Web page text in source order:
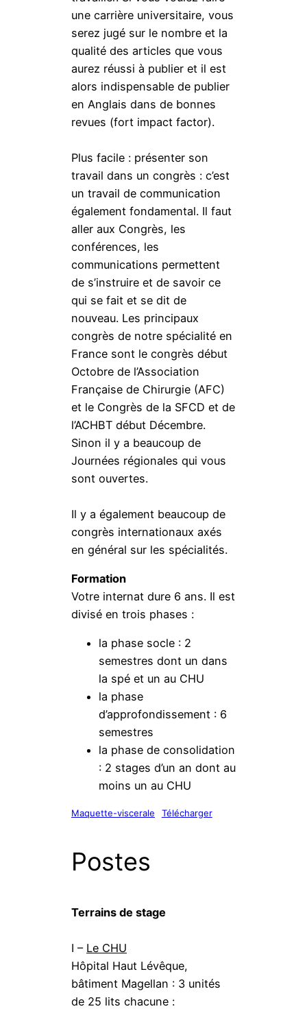
une carrière universitaire, vous
serez jugé sur le nombre et la
qualité des articles que vous
aurez réussi à publier et il est
alors indispensable de publier
en Anglais dans de bonnes
revues (fort impact factor).
Plus facile : présenter son
travail dans un congrès : c’est
un travail de communication
également fondamental. Il faut
aller aux Congrès, les
conférences, les
communications permettent
de s’instruire et de savoir ce
qui se fait et se dit de
nouveau. Les principaux
congrès de notre spécialité en
France sont le congrès début
Octobre de l’Association
Française de Chirurgie (AFC)
et le Congrès de la SFCD et de
l’ACHBT début Décembre.
Sinon il y a beaucoup de
Journées régionales qui vous
sont ouvertes.
Il y a également beaucoup de
congrès internationaux axés
en général sur les spécialités.
Formation
Votre internat dure 6 ans. Il est
divisé en trois phases :
la phase socle : 2
semestres dont un dans
la spé et un au CHU
la phase
d’approfondissement : 6
semestres
la phase de consolidation
: 2 stages d’un an dont au
moins un au CHU
Maquette-viscerale Télécharger
Postes
Terrains de stage
I – Le CHU
Hôpital Haut Lévêque,
bâtiment Magellan : 3 unités
de 25 lits chacune :